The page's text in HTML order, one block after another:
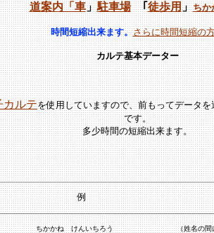
道案内「車」駐車場 ｢徒歩用 」ちか
時間短縮出来ます。さらに時間短縮の
カルテ基本データー
カルテを使用していますので、前もってデータ
です。
多少時間の短縮出来ます。
例
ちかかね けんいちろう （姓名の